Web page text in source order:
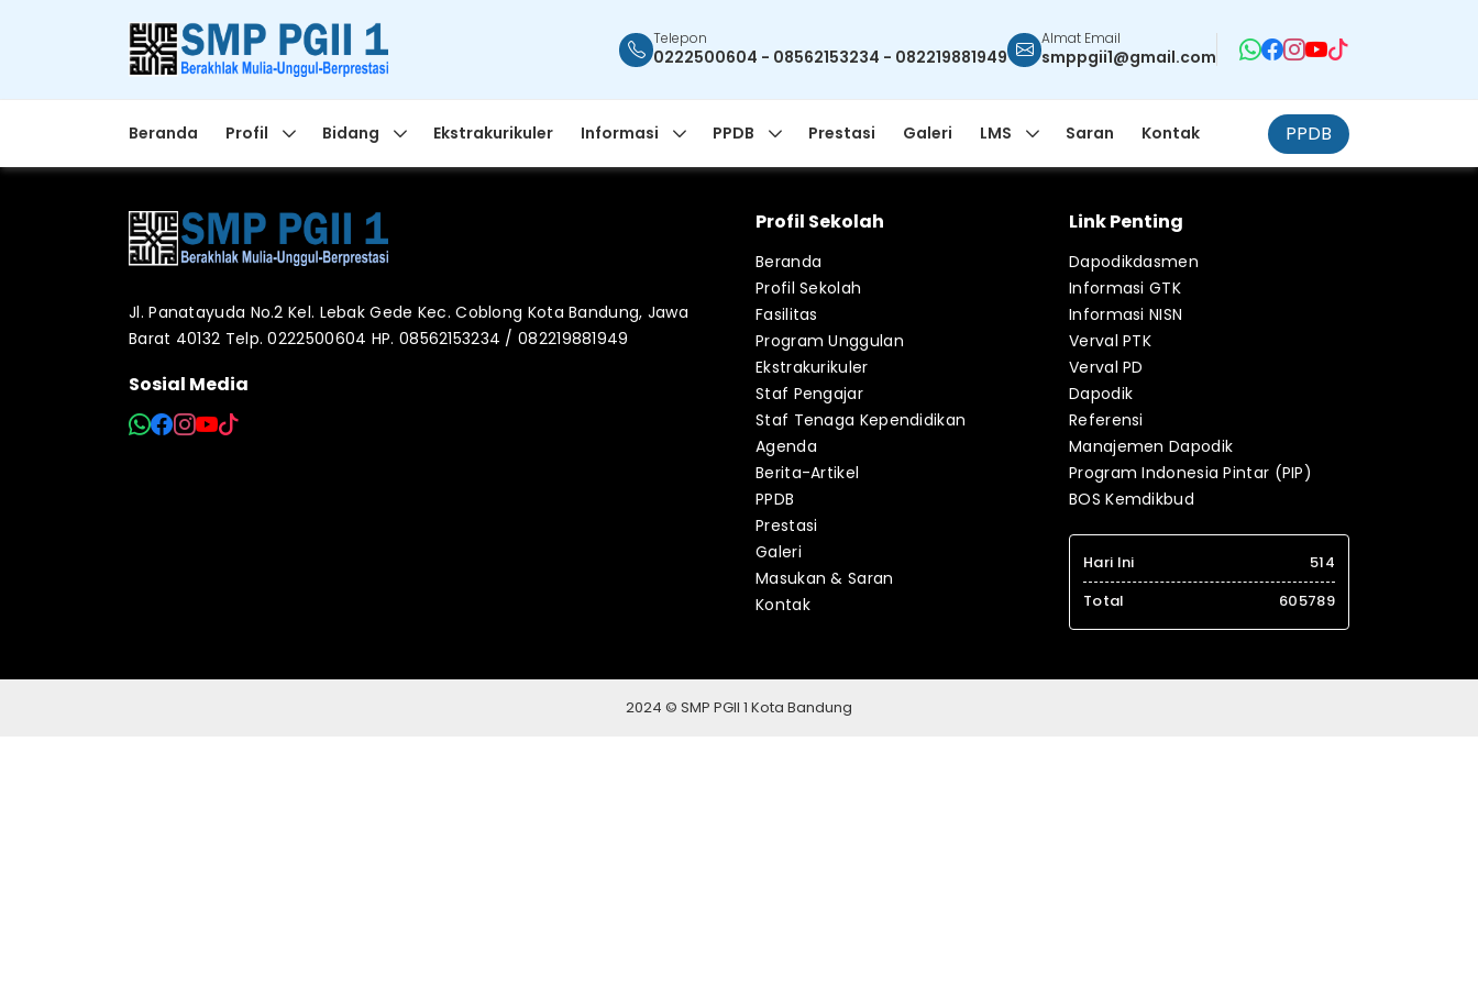
Telepon
0222500604 - 08562153234 - 082219881949
Almat Email
smppgii1@gmail.com
Beranda Profil Bidang Ekstrakurikuler Informasi PPDB Prestasi Galeri LMS Saran Kontak PPDB
Jl. Panatayuda No.2 Kel. Lebak Gede Kec. Coblong Kota Bandung, Jawa
Barat 40132 Telp. 0222500604 HP. 08562153234 / 082219881949
Sosial Media
Profil Sekolah
Beranda
Profil Sekolah
Fasilitas
Program Unggulan
Ekstrakurikuler
Staf Pengajar
Staf Tenaga Kependidikan
Agenda
Berita-Artikel
PPDB
Prestasi
Galeri
Masukan & Saran
Kontak
Link Penting
Dapodikdasmen
Informasi GTK
Informasi NISN
Verval PTK
Verval PD
Dapodik
Referensi
Manajemen Dapodik
Program Indonesia Pintar (PIP)
BOS Kemdikbud
Hari Ini
514
Total
605789
2024 © SMP PGII 1 Kota Bandung